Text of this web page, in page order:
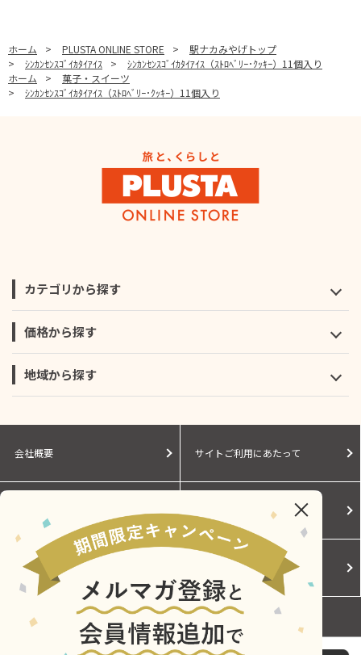
ホーム > PLUSTA ONLINE STORE >
駅ナカみやげトップ
>
ｼﾝｶﾝｾﾝｽｺﾞｲｶﾀｲｱｲｽ >
ｼﾝｶﾝｾﾝｽｺﾞｲｶﾀｲｱｲｽ（ｽﾄﾛﾍﾞﾘｰ･ｸｯｷｰ）11個入り
ホーム
>
菓子・スイーツ
>
ｼﾝｶﾝｾﾝｽｺﾞｲｶﾀｲｱｲｽ（ｽﾄﾛﾍﾞﾘｰ･ｸｯｷｰ）11個入り
カテゴリから探す
価格から探す
地域から探す
会社概要 サイトご利用にあたって
Cookieポリシー ご利用規約
お問い合わせ
ｼﾝｶﾝｾﾝｽｺﾞｲｶﾀｲｱｲｽ（ｽﾄﾛﾍﾞﾘｰ･ｸｯｷｰ）11個入り